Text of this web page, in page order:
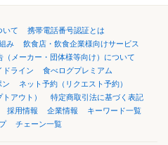
いて
携帯電話番号認証とは
み
飲食店・飲食企業様向けサービス
（メーカー・団体様等向け）について
ドライン
食べログプレミアム
ン
ネット予約（リクエスト予約）
アウト）
特定商取引法に基づく表記
採用情報 企業情報
キーワード一覧
チェーン一覧